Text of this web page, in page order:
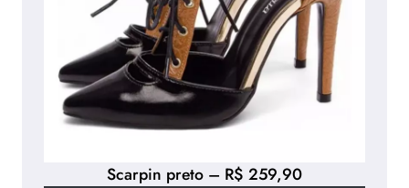
Scarpin preto – R$ 259,90